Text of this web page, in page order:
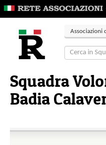
Associazioni
Squadra
Badia
Contatti